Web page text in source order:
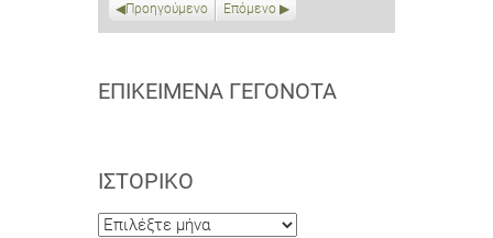
Προηγούμενο Επόμενο
ΕΠΙΚΕΊΜΕΝΑ ΓΕΓΟΝΌΤΑ
ΙΣΤΟΡΙΚΌ
Ιστορικό